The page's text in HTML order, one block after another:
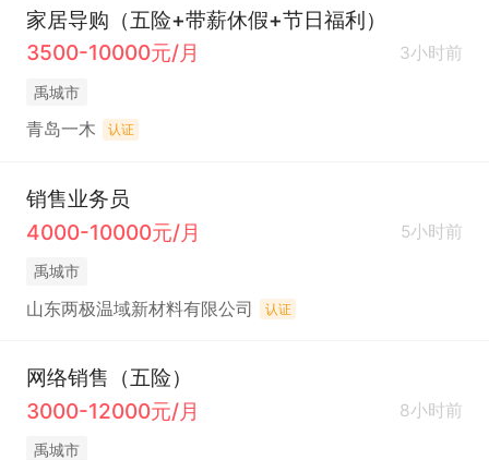
家居导购（五险+带薪休假+节日福利）
3500-10000元/月
3小时前
禹城市
青岛一木 认证
销售业务员
4000-10000元/月
5小时前
禹城市
山东两极温域新材料有限公司 认证
网络销售（五险）
3000-12000元/月
8小时前
禹城市